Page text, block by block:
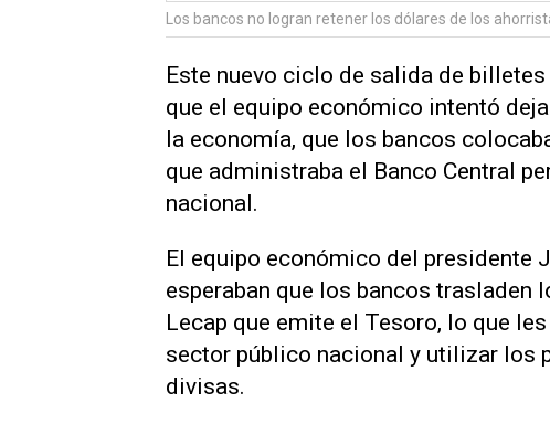
Los bancos no logran retener los dólares de los
Este nuevo ciclo de salida de
que el equipo económico intentó
la economía, que los bancos
que administraba el Banco Central
nacional.
El equipo económico del presidente
esperaban que los bancos
Lecap que emite el Tesoro, lo que
sector público nacional y utilizar los
divisas.